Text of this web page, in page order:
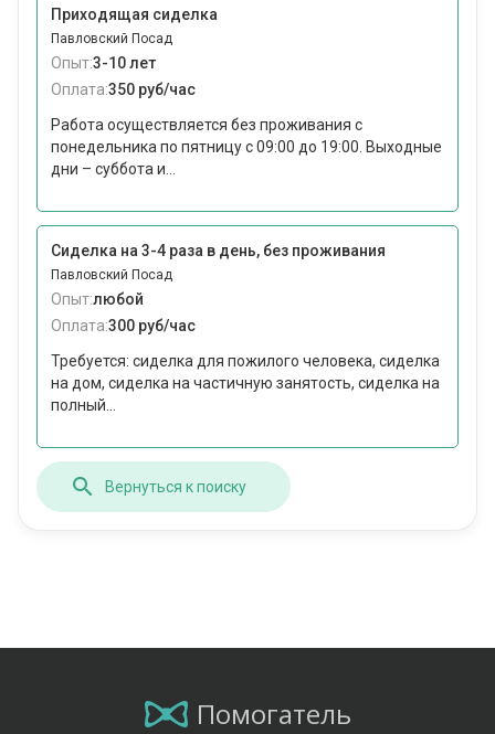
Приходящая сиделка
Павловский Посад
Опыт:3-10 лет
Оплата:350 руб/час
Работа осуществляется без проживания с
понедельника по пятницу с 09:00 до 19:00. Выходные
дни – суббота и...
Сиделка на 3-4 раза в день, без проживания
Павловский Посад
Опыт:любой
Оплата:300 руб/час
Требуется: сиделка для пожилого человека, сиделка
на дом, сиделка на частичную занятость, сиделка на
полный...
Вернуться к поиску
Помогатель